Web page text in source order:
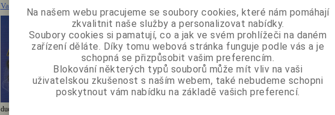
Vacek Jiří: Základy jógy a mystiky
Výrobce: Vacek Jiří
Katalogové číslo:
Vacek2006
Termín dodání (dny):neznámý
Skladem:0 kniha
Porovnat
Přidat do oblíbených
• Základy jógy a mystikyZáklady jsou ryze praktickou učebnicí, poskytují návod k dennímu
provádění vnitřního náboženství, které směřuje k poznání Boha v našem nitru. Tento přístup,
který vychází ze znalostí podstatné jednoty všech náboženství a jim společné zákonitosti
duchovního života, umožňuje využití Základů každým hledajícím bez rozdílu vyznání....
Na našem webu pracujeme se soubory cookies, které nám pomáhají
zkvalitnit naše služby a personalizovat nabídky.
Soubory cookies si pamatují, co a jak ve svém prohlížeči na daném
zařízení děláte. Díky tomu webová stránka funguje podle vás a je
schopná se přizpůsobit vašim preferencím.
Blokování některých typů souborů může mít vliv na vaši
uživatelskou zkušenost s naším webem, také nebudeme schopni
poskytnout vám nabídku na základě vašich preferencí.